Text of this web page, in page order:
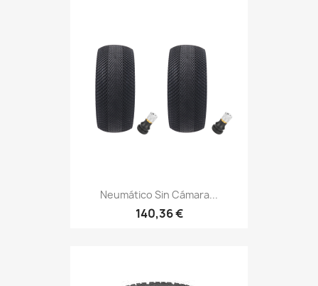
Neumático Sin Cámara...
140,36 €